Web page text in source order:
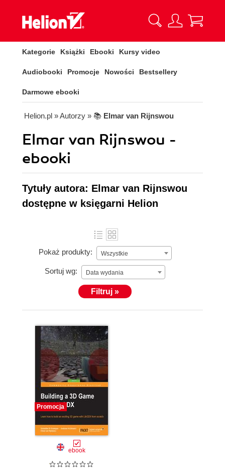
Kategorie Książki Ebooki Kursy video
Audiobooki Promocje Nowości Bestsellery
Darmowe ebooki
Helion.pl » Autorzy » 📚 Elmar van Rijnswou
Elmar van Rijnswou -
ebooki
Tytuły autora: Elmar van Rijnswou
dostępne w księgarni Helion
Pokaż produkty: Wszystkie
Sortuj wg: Data wydania
Filtruj »
Promocja
ebook